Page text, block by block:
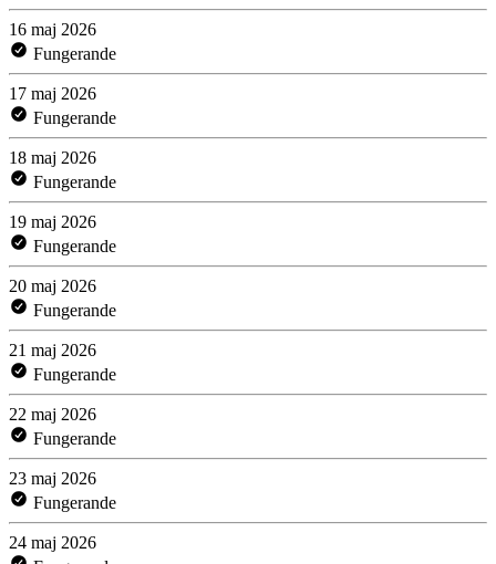
16 maj 2026
Fungerande
17 maj 2026
Fungerande
18 maj 2026
Fungerande
19 maj 2026
Fungerande
20 maj 2026
Fungerande
21 maj 2026
Fungerande
22 maj 2026
Fungerande
23 maj 2026
Fungerande
24 maj 2026